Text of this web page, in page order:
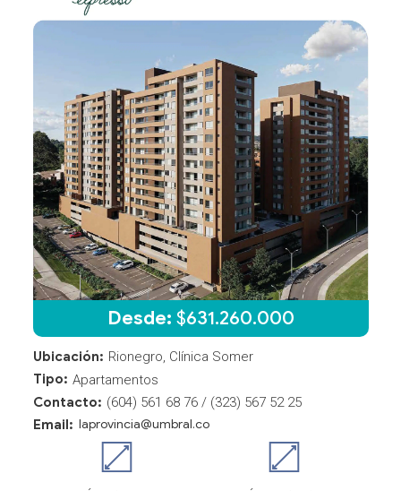
Desde: $631.260.000
Ubicación: Rionegro, Clínica Somer
Tipo: Apartamentos
Contacto: (604) 561 68 76 / (323) 567 52 25
Email: laprovincia@umbral.co